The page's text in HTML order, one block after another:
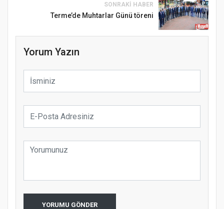
SONRAKI HABER
Terme’de Muhtarlar Günü töreni
Yorum Yazın
YORUMU GÖNDER